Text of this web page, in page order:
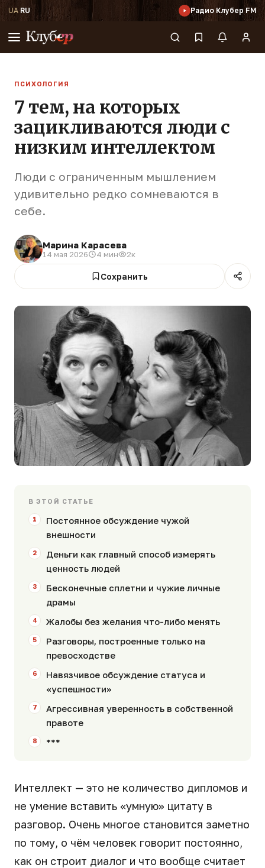
UA·RU Радио Клубер FM
ПСИХОЛОГИЯ
7 тем, на которых
зацикливаются люди с
низким интеллектом
Люди с ограниченным мышлением
удивительно редко сомневаются в
себе.
Марина Карасева
14 мая 2026 4 мин 2к
Сохранить
В ЭТОЙ СТАТЬЕ
Постоянное обсуждение чужой
внешности
Деньги как главный способ измерять
ценность людей
Бесконечные сплетни и чужие личные
драмы
Жалобы без желания что-либо менять
Разговоры, построенные только на
превосходстве
Навязчивое обсуждение статуса и
«успешности»
Агрессивная уверенность в собственной
правоте
***
Интеллект — это не количество дипломов и
не умение вставить «умную» цитату в
разговор. Очень многое становится заметно
по тому, о чём человек говорит постоянно,
как он строит диалог и что вообще считает